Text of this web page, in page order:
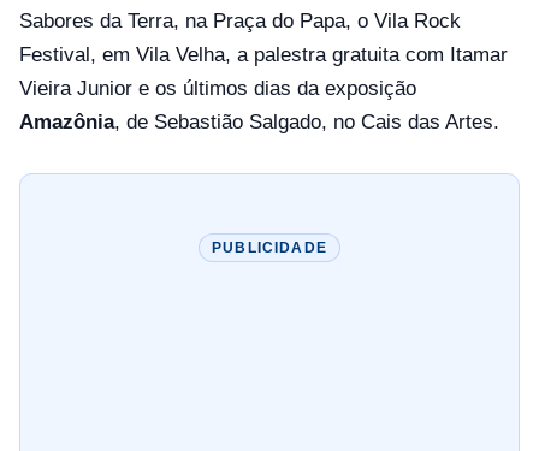
Sabores da Terra, na Praça do Papa, o Vila Rock
Festival, em Vila Velha, a palestra gratuita com Itamar
Vieira Junior e os últimos dias da exposição
Amazônia, de Sebastião Salgado, no Cais das Artes.
PUBLICIDADE